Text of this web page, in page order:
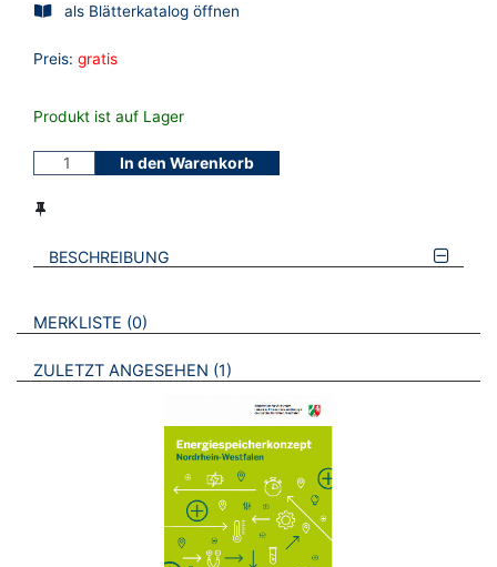
als Blätterkatalog öffnen
Preis: gratis
Produkt ist auf Lager
In den Warenkorb
BESCHREIBUNG
VERWEISE AUF VERMERKTE- ODER ZULETZT ANGESEHENE
MERKLISTE 0 BROSCHÜREN
ZULETZT ANGESEHEN 1 BROSCHÜREN